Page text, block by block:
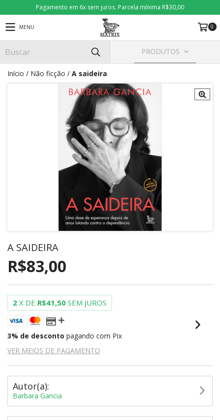
Pagamento em 6x sem juros. Parcela mínima R$30,00
MENU 0
PRODUTOS
Início / Não ficção / A saideira
A SAIDEIRA
R$83,00
2 X DE R$41,50 SEM JUROS
3% de desconto pagando com Pix
VER MEIOS DE PAGAMENTO
Autor(a):
Barbara Gancia